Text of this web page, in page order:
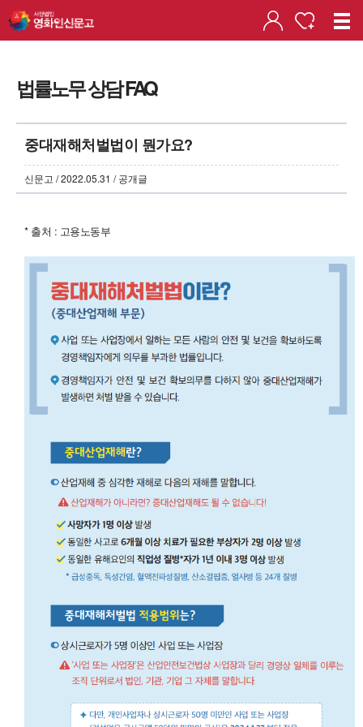
법률노무 상담 FAQ
중대재해처벌법이 뭔가요?
신문고 / 2022.05.31 / 공개글
* 출처 : 고용노동부